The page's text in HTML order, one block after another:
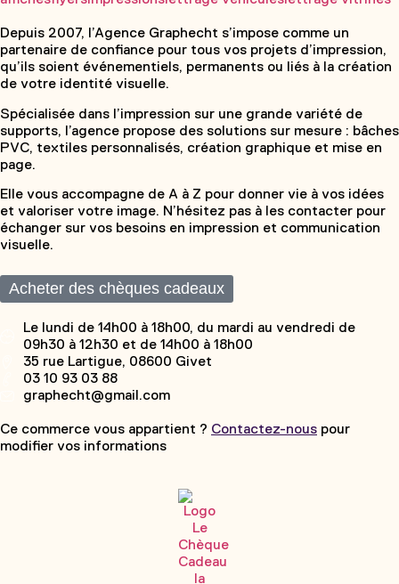
Depuis 2007, l’Agence Graphecht s’impose comme un
partenaire de confiance pour tous vos projets d’impression,
qu’ils soient événementiels, permanents ou liés à la création
de votre identité visuelle.
Spécialisée dans l’impression sur une grande variété de
supports, l’agence propose des solutions sur mesure : bâches
PVC, textiles personnalisés, création graphique et mise en
page.
Elle vous accompagne de A à Z pour donner vie à vos idées
et valoriser votre image. N’hésitez pas à les contacter pour
échanger sur vos besoins en impression et communication
visuelle.
Acheter des chèques cadeaux
Le lundi de 14h00 à 18h00, du mardi au vendredi de
09h30 à 12h30 et de 14h00 à 18h00
35 rue Lartigue, 08600 Givet
03 10 93 03 88
graphecht@gmail.com
Ce commerce vous appartient ? Contactez-nous pour
modifier vos informations